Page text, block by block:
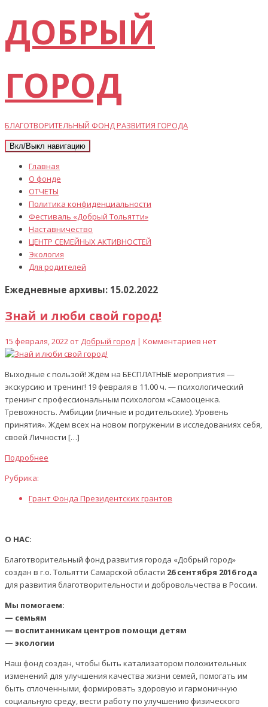
ДОБРЫЙ
ГОРОД
БЛАГОТВОРИТЕЛЬНЫЙ ФОНД РАЗВИТИЯ ГОРОДА
Вкл/Выкл навигацию
Главная
О фонде
ОТЧЕТЫ
Политика конфиденциальности
Фестиваль «Добрый Тольятти»
Наставничество
ЦЕНТР СЕМЕЙНЫХ АКТИВНОСТЕЙ
Экология
Для родителей
Ежедневные архивы: 15.02.2022
Знай и люби свой город!
15 февраля, 2022 от Добрый город | Комментариев нет
Выходные с пользой! Ждём на БЕСПЛАТНЫЕ мероприятия —
экскурсию и тренинг! 19 февраля в 11.00 ч. — психологический
тренинг с профессиональным психологом «Самооценка.
Тревожность. Амбиции (личные и родительские). Уровень
принятия». Ждем всех на новом погружении в исследованиях себя,
своей Личности […]
Подробнее
Рубрика:
Грант Фонда Президентских грантов
О НАС:
Благотворительный фонд развития города «Добрый город»
создан в г.о. Тольятти Самарской области 26 сентября 2016 года
для развития благотворительности и добровольчества в России.
Мы помогаем:
— семьям
— воспитанникам центров помощи детям
— экологии
Наш фонд создан, чтобы быть катализатором положительных
изменений для улучшения качества жизни семей, помогать им
быть сплоченными, формировать здоровую и гармоничную
социальную среду, вести работу по улучшению физического